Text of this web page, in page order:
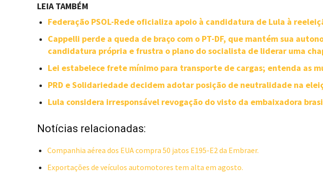
LEIA TAMBÉM
Federação PSOL-Rede oficializa apoio à candidatura de Lula à
Cappelli perde a queda de braço com o PT-DF, que mantém sua
candidatura própria e frustra o plano do socialista de liderar uma
Lei estabelece frete mínimo para transporte de cargas; entenda as
PRD e Solidariedade decidem adotar posição de neutralidade na
Lula considera irresponsável revogação do visto da embaixadora
Notícias relacionadas:
Companhia aérea dos EUA compra 50 jatos E195-E2 da Embraer.
Exportações de veículos automotores tem alta em agosto.